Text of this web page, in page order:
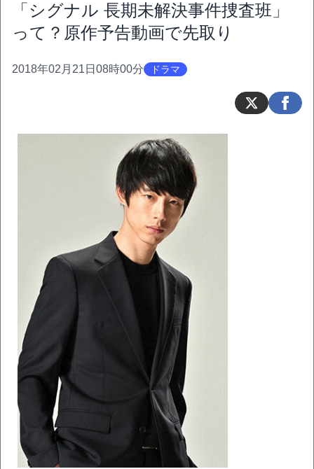
「シグナル 長期未解決事件捜査班」
って？原作予告動画で先取り
2018年02月21日08時00分 ドラマ